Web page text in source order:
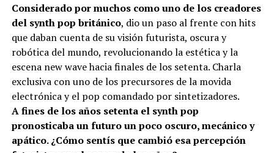
Considerado por muchos como uno de los creadores
del synth pop británico, dio un paso al frente con hits
que daban cuenta de su visión futurista, oscura y
robótica del mundo, revolucionando la estética y la
escena new wave hacia finales de los setenta. Charla
exclusiva con uno de los precursores de la movida
electrónica y el pop comandado por sintetizadores.
A fines de los años setenta el synth pop
pronosticaba un futuro un poco oscuro, mecánico y
apático. ¿Cómo sentís que cambió esa percepción